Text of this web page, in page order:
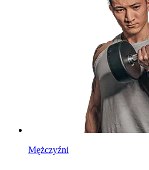
Mężczyźni